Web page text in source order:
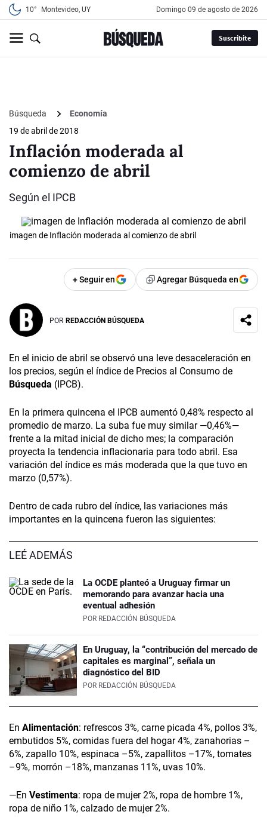
10° Montevideo, UY domingo 09 de agosto de 2026
Suscribite
Búsqueda
Economía
19 de abril de 2018
Inflación moderada al
comienzo de abril
Según el IPCB
imagen de Inflación moderada al comienzo de abril
+ Seguir en Agregar Búsqueda en
POR REDACCIÓN BÚSQUEDA
En el inicio de abril se observó una leve desaceleración en
los precios, según el índice de Precios al Consumo de
Búsqueda (IPCB).
En la primera quincena el IPCB aumentó 0,48% respecto al
promedio de marzo. La suba fue muy similar —0,46%—
frente a la mitad inicial de dicho mes; la comparación
proyecta la tendencia inflacionaria para todo abril. Esa
variación del índice es más moderada que la que tuvo en
marzo (0,57%).
Dentro de cada rubro del índice, las variaciones más
importantes en la quincena fueron las siguientes:
LEÉ ADEMÁS
La OCDE planteó a Uruguay firmar un
memorando para avanzar hacia una
eventual adhesión
POR REDACCIÓN BÚSQUEDA
En Uruguay, la “contribución del mercado de
capitales es marginal”, señala un
diagnóstico del BID
POR REDACCIÓN BÚSQUEDA
En Alimentación: refrescos 3%, carne picada 4%, pollos 3%,
embutidos 5%, comidas fuera del hogar 4%, zanahorias –
6%, zapallo 10%, espinaca –5%, zapallitos –17%, tomates
–9%, morrón –18%, manzanas 11%, uvas 10%.
—En Vestimenta: ropa de mujer 2%, ropa de hombre 1%,
ropa de niño 1%, calzado de mujer 2%.